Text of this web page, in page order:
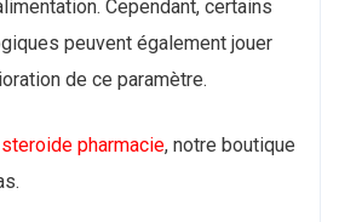
Cependant, certains
peuvent également jouer
de ce paramètre.
steroide pharmacie, notre boutique